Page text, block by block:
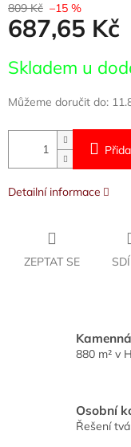
809 Kč –15 %
687,65 Kč
cena:
Skladem u
Můžeme doručit do:
Detailní informace
ZEPTAT SE
880 m² v
Osobní
Řešení